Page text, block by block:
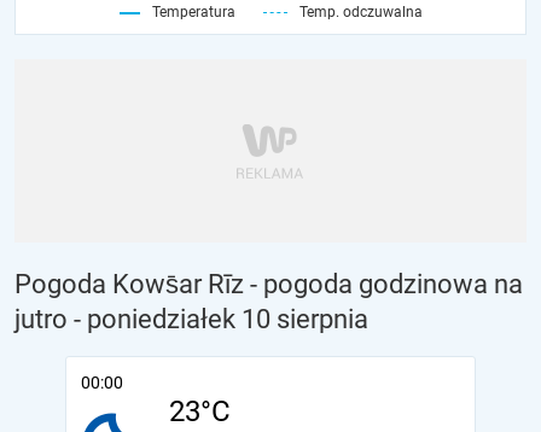
Temperatura Temp. odczuwalna
Pogoda Kows̄ar Rīz - pogoda godzinowa na
jutro - poniedziałek 10 sierpnia
00:00
23°C